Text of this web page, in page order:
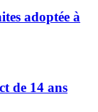
adoptée à
de 14 ans